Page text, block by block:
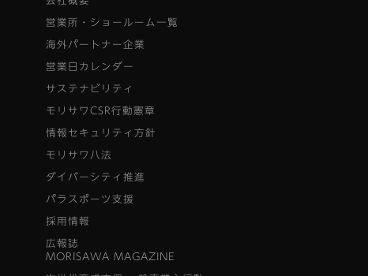
営業所・ショールーム一覧
海外パートナー企業
営業日カレンダー
サステナビリティ
モリサワCSR行動憲章
情報セキュリティ方針
モリサワ八法
ダイバーシティ推進
パラスポーツ支援
採用情報
広報誌
MORISAWA MAGAZINE